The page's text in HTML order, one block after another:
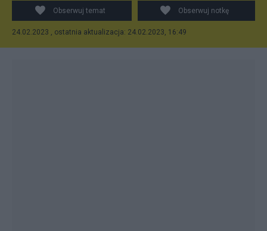
Obserwuj temat Obserwuj notkę
24.02.2023 , ostatnia aktualizacja: 24.02.2023, 16:49